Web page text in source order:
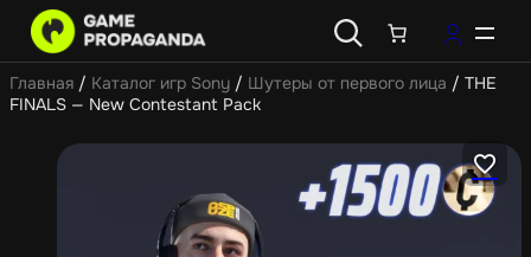
Главная / Каталог игр Sony / Шутеры от первого лица / THE
FINALS — New Contestant Pack